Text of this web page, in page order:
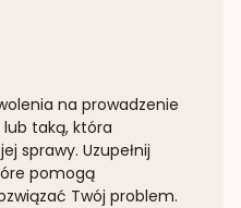
na prowadzenie
lub taką, która
sprawy. Uzupełnij
pomogą
Twój problem.